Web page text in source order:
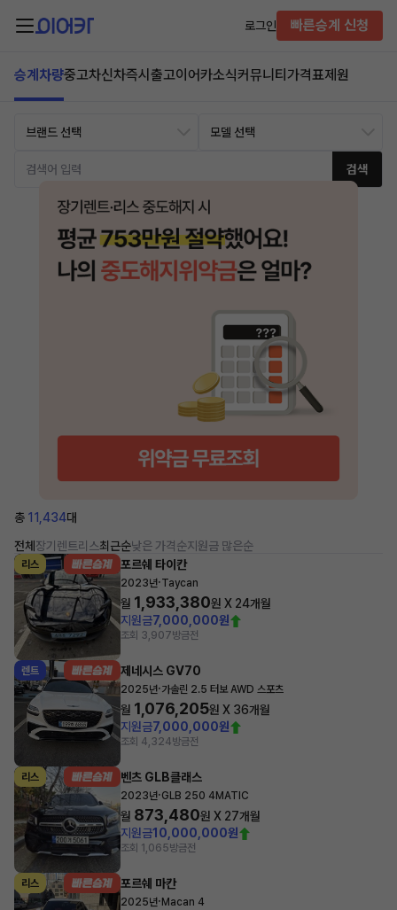
로그인 빠른승계 신청
승계차량중고차신차즉시출고이어카소식커뮤니티 가격표제원
검색
총 11,434대
전체 장기렌트리스최근순낮은 가격순지원금 많은순
리스 포르쉐 타이칸
2023년·Taycan
월 1,933,380원 X 24개월
지원금7,000,000원
조회 3,907방금전
렌트 제네시스 GV70
2025년·가솔린 2.5 터보 AWD 스포츠
월 1,076,205원 X 36개월
지원금7,000,000원
조회 4,324방금전
리스 벤츠 GLB클래스
2023년·GLB 250 4MATIC
월 873,480원 X 27개월
지원금10,000,000원
조회 1,065방금전
리스 포르쉐 마칸
2025년· Macan 4